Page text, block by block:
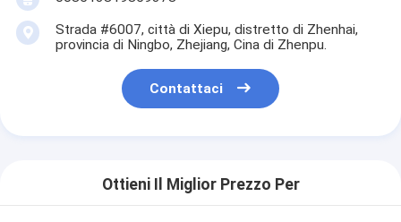
Strada #6007, città di Xiepu, distretto di Zhenhai,
provincia di Ningbo, Zhejiang, Cina di Zhenpu.
Contattaci
Ottieni Il Miglior Prezzo Per